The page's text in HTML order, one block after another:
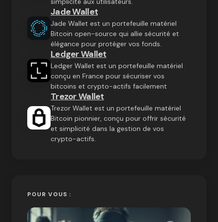
Jade Wallet
Jade Wallet est un portefeuille matériel
Bitcoin open-source qui allie sécurité et
élégance pour protéger vos fonds.
Ledger Wallet
Ledger Wallet est un portefeuille matériel
conçu en France pour sécuriser vos
bitcoins et crypto-actifs facilement
Trezor Wallet
Trezor Wallet est un portefeuille matériel
Bitcoin pionnier, conçu pour offrir sécurité
et simplicité dans la gestion de vos
crypto-actifs.
POUR VOUS :